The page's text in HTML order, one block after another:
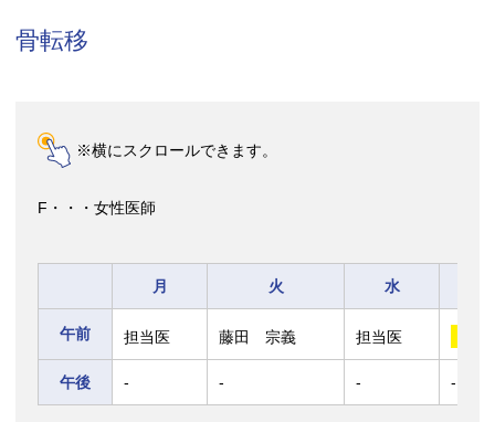
骨転移
※横にスクロールできます。
F・・・女性医師
月 火 水
午前 担当医 藤田 宗義 担当医
午後 - - - -